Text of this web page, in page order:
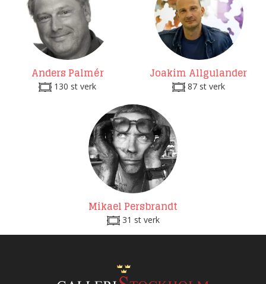
Anders Palmér
130 st verk
Joakim Allgulander
87 st verk
Mikael Persbrandt
31 st verk